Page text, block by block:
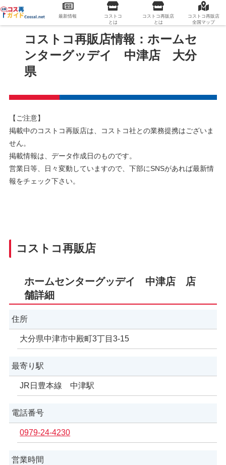
コストコ再販店情報：ホームセ
ンターグッデイ 中津店 大分
県
【ご注意】
掲載中のコストコ再販店は、コストコ社との業務提携はございま
せん。
掲載情報は、データ作成日のものです。
営業日等、日々変動していますので、下部にSNSがあれば最新情
報をチェック下さい。
コストコ再販店
ホームセンターグッデイ 中津店 店
舗詳細
住所
大分県中津市中殿町3丁目3-15
最寄り駅
JR日豊本線 中津駅
電話番号
0979-24-4230
営業時間
最新情報
コストコ
とは
コストコ再販店
とは
コストコ再販店
全国マップ